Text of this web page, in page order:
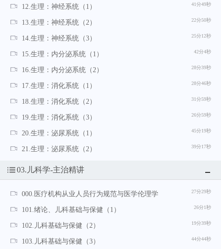
41分49秒
12.生理：神经系统（1）
22分50秒
13.生理：神经系统（2）
25分12秒
14.生理：神经系统（3）
42分4秒
15.生理：内分泌系统（1）
28分39秒
16.生理：内分泌系统（2）
28分46秒
17.生理：消化系统（1）
31分59秒
18.生理：消化系统（2）
26分59秒
19.生理：消化系统（3）
45分19秒
20.生理：泌尿系统（1）
39分17秒
21.生理：泌尿系统（2）
03.儿科学-主治精讲
27分29秒
000.医疗机构从业人员行为规范与医学伦理学
26分1秒
101.绪论、儿科基础与保健（1）
19分39秒
102.儿科基础与保健（2）
44分44秒
103.儿科基础与保健（3）